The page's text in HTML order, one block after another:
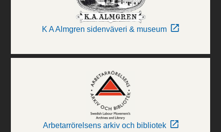
K A Almgren sidenväveri & museum
Arbetarrörelsens arkiv och bibliotek